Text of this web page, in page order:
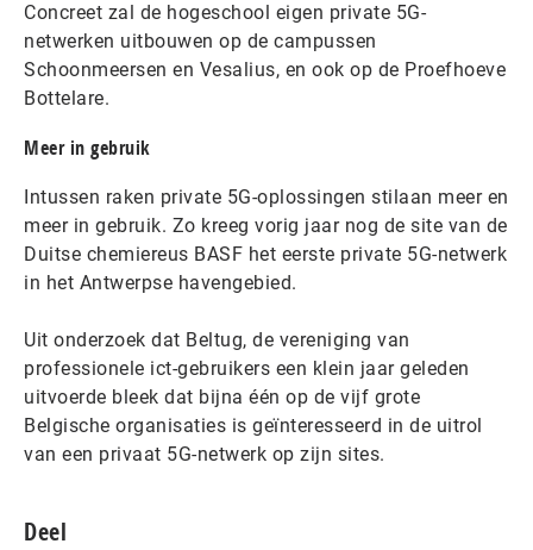
Concreet zal de hogeschool eigen private 5G-
netwerken uitbouwen op de campussen
Schoonmeersen en Vesalius, en ook op de Proefhoeve
Bottelare.
Meer in gebruik
Intussen raken private 5G-oplossingen stilaan meer en
meer in gebruik. Zo kreeg vorig jaar nog de site van de
Duitse chemiereus BASF het eerste private 5G-netwerk
in het Antwerpse havengebied.
Uit onderzoek dat Beltug, de vereniging van
professionele ict-gebruikers een klein jaar geleden
uitvoerde bleek dat bijna één op de vijf grote
Belgische organisaties is geïnteresseerd in de uitrol
van een privaat 5G-netwerk op zijn sites.
Deel